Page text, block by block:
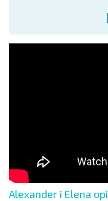
Alexander i Elena